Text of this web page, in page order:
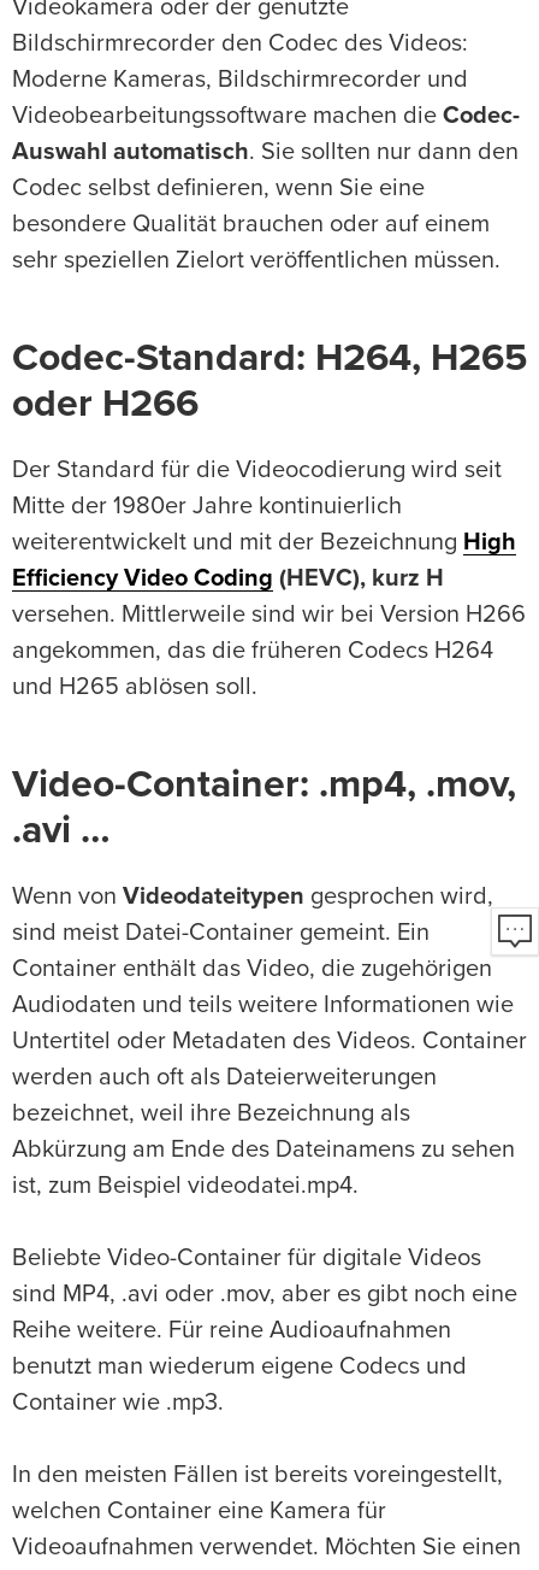
Videokamera oder der genutzte
Bildschirmrecorder den Codec des Videos:
Moderne Kameras, Bildschirmrecorder und
Videobearbeitungssoftware machen die Codec-
Auswahl automatisch. Sie sollten nur dann den
Codec selbst definieren, wenn Sie eine
besondere Qualität brauchen oder auf einem
sehr speziellen Zielort veröffentlichen müssen.
Codec-Standard: H264, H265
oder H266
Der Standard für die Videocodierung wird seit
Mitte der 1980er Jahre kontinuierlich
weiterentwickelt und mit der Bezeichnung High
Efficiency Video Coding (HEVC), kurz H
versehen. Mittlerweile sind wir bei Version H266
angekommen, das die früheren Codecs H264
und H265 ablösen soll.
Video-Container: .mp4, .mov,
.avi …
Wenn von Videodateitypen gesprochen wird,
sind meist Datei-Container gemeint. Ein
Container enthält das Video, die zugehörigen
Audiodaten und teils weitere Informationen wie
Untertitel oder Metadaten des Videos. Container
werden auch oft als Dateierweiterungen
bezeichnet, weil ihre Bezeichnung als
Abkürzung am Ende des Dateinamens zu sehen
ist, zum Beispiel videodatei.mp4.
Beliebte Video-Container für digitale Videos
sind MP4, .avi oder .mov, aber es gibt noch eine
Reihe weitere. Für reine Audioaufnahmen
benutzt man wiederum eigene Codecs und
Container wie .mp3.
In den meisten Fällen ist bereits voreingestellt,
welchen Container eine Kamera für
Videoaufnahmen verwendet. Möchten Sie einen